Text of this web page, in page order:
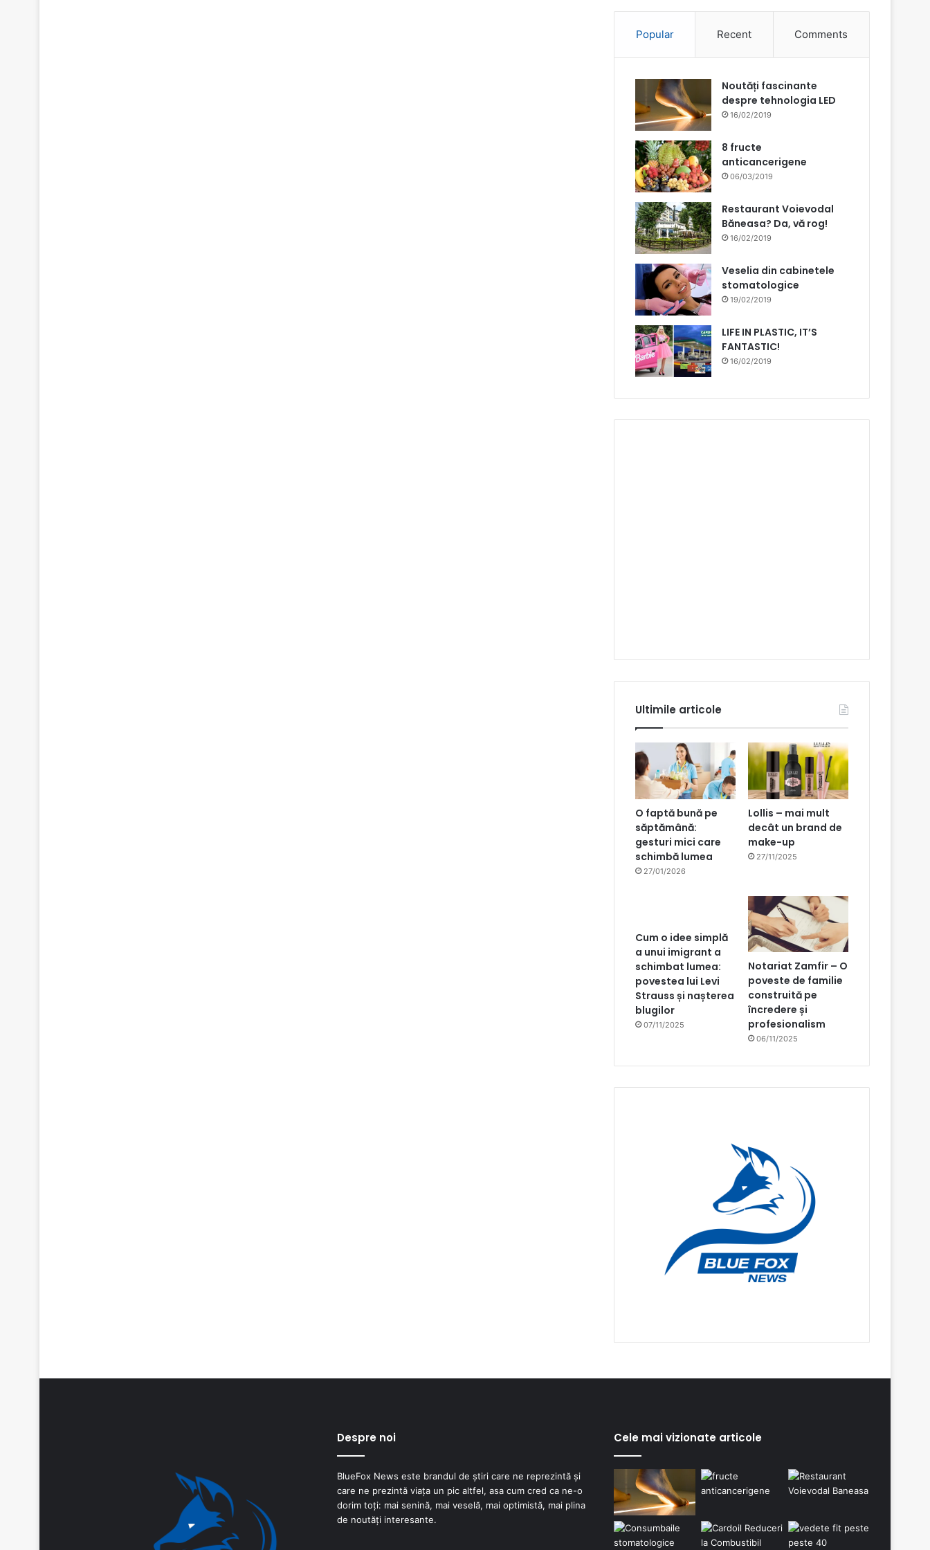
Popular Recent Comments
Noutăți fascinante
despre tehnologia LED
16/02/2019
8 fructe
anticancerigene
06/03/2019
Restaurant Voievodal
Băneasa? Da, vă rog!
16/02/2019
Veselia din cabinetele
stomatologice
19/02/2019
LIFE IN PLASTIC, IT’S
FANTASTIC!
16/02/2019
Ultimile articole
O faptă bună pe
săptămână:
gesturi mici care
schimbă lumea
27/01/2026
Lollis – mai mult
decât un brand de
make-up
27/11/2025
Cum o idee simplă
a unui imigrant a
schimbat lumea:
povestea lui Levi
Strauss și nașterea
blugilor
07/11/2025
Notariat Zamfir – O
poveste de familie
construită pe
încredere și
profesionalism
06/11/2025
Despre noi
BlueFox News este brandul de știri care ne reprezintă și
care ne prezintă viața un pic altfel, asa cum cred ca ne-o
dorim toți: mai senină, mai veselă, mai optimistă, mai plina
de noutăți interesante.
Cele mai vizionate articole